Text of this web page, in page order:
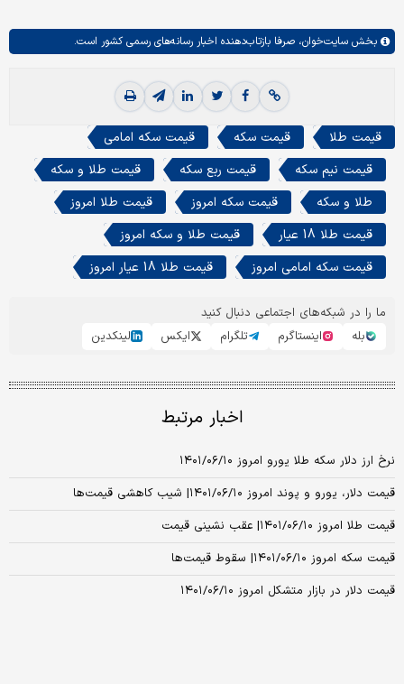
بخش سایت‌خوان، صرفا بازتاب‌دهنده اخبار رسانه‌های رسمی کشور است.
قیمت طلا قیمت سکه
قیمت سکه امامی
قیمت نیم سکه
قیمت ربع سکه
قیمت طلا و سکه
طلا و سکه
قیمت سکه امروز
قیمت طلا امروز
قیمت طلا 18 عیار
قیمت طلا و سکه امروز
قیمت سکه امامی امروز
قیمت طلا 18 عیار امروز
ما را در شبکه‌های اجتماعی دنبال کنید
بله
اینستاگرم تلگرام ایکس لینکدین
اخبار مرتبط
نرخ ارز دلار سکه طلا یورو امروز ۱۴۰۱/۰۶/۱۰
قیمت دلار، یورو و پوند امروز ۱۴۰۱/۰۶/۱۰| شیب کاهشی قیمت‌ها
قیمت طلا امروز ۱۴۰۱/۰۶/۱۰| عقب نشینی قیمت
قیمت سکه امروز ۱۴۰۱/۰۶/۱۰| سقوط قیمت‌ها
قیمت دلار در بازار متشکل امروز ۱۴۰۱/۰۶/۱۰